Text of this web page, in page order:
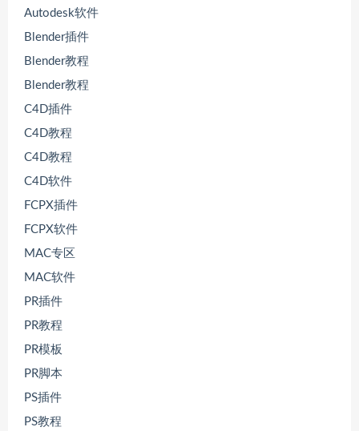
Autodesk软件
Blender插件
Blender教程
Blender教程
C4D插件
C4D教程
C4D教程
C4D软件
FCPX插件
FCPX软件
MAC专区
MAC软件
PR插件
PR教程
PR模板
PR脚本
PS插件
PS教程